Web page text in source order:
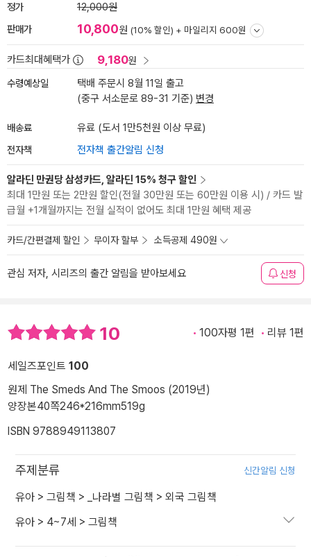
정가 12,000원
판매가 10,800원 (10% 할인) + 마일리지 600원
카드최대혜택가 9,180원
수령예상일
택배 주문시 8월 11일 출고
(중구 서소문로 89-31 기준) 변경
배송료 유료 (도서 1만5천원 이상 무료)
전자책 전자책 출간알림 신청
알라딘 만권당 삼성카드, 알라딘 15% 청구 할인
최대 1만원 또는 2만원 할인(전월 30만원 또는 60만원 이용 시) / 카드 발
급월 +1개월까지는 전월 실적이 없어도 최대 1만원 혜택 제공
카드/간편결제 할인 무이자 할부 소득공제 490원
관심 저자, 시리즈의 출간 알림을 받아보세요 신청
10 100자평 1편 리뷰 1편
세일즈포인트 100
원제 The Smeds And The Smoos (2019년)
양장본40쪽246*216mm519g
ISBN 9788949113807
주제분류 신간알림 신청
유아 > 그림책 > _나라별 그림책 > 외국 그림책
유아 > 4~7세 > 그림책